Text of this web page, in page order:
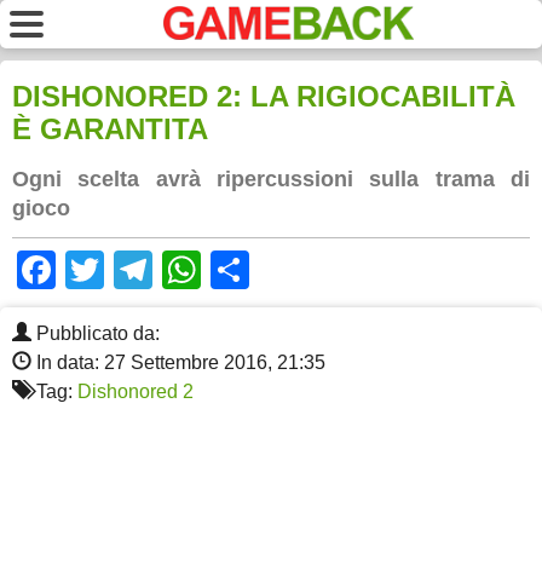
DISHONORED 2: LA RIGIOCABILITÀ
È GARANTITA
Ogni scelta avrà ripercussioni sulla trama di
gioco
Facebook
TwitterTelegram
WhatsApp
Pubblicato da:
In data: 27 Settembre 2016, 21:35
Tag: Dishonored 2